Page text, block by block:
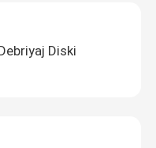
Diski